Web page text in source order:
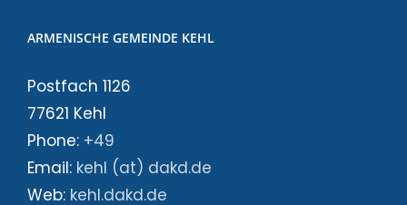
ARMENISCHE GEMEINDE KEHL
Postfach 1126
77621 Kehl
Phone: +49
Email: kehl (at) dakd.de
Web: kehl.dakd.de